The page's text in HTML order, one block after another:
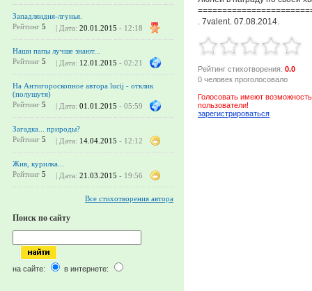
Западляндия-лгунья.
Рейтинг 5 | Дата: 20.01.2015 - 12:18
Наши папы лучше знают...
Рейтинг 5 | Дата: 12.01.2015 - 02:21
На Антигороскопное автора lucij - отклик
(полушутя)
Рейтинг 5 | Дата: 01.01.2015 - 05:59
Загадка... природы?
Рейтинг 5 | Дата: 14.04.2015 - 12:12
Жив, курилка...
Рейтинг 5 | Дата: 21.03.2015 - 19:56
Все стихотворения автора
Поиск по сайту
на сайте: в интернете:
. 7valent. 07.08.2014.
Рейтинг стихотворения: 0.0
0 человек проголосовало
Голосовать имеют
пользователи!
зарегистрироваться